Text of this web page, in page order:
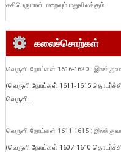
சசிபெருமாள் மறைவும் மதுவிலக்கும்
கலைச்சொற்கள்
வெருளி நோய்கள் 1616-1620 :
(வெருளி நோய்கள் 1611-1615
வெருளி...
வெருளி நோய்கள் 1611-1615 :
(வெருளி நோய்கள் 1607-1610